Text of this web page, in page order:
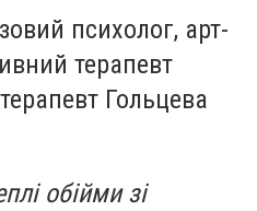
психолог, арт-
терапевт
Гольцева
обійми зі